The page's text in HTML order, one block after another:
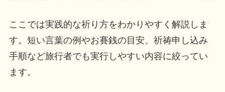
ここでは実践的な祈り方をわかりやすく解説しま
す。短い言葉の例やお賽銭の目安、祈祷申し込み
手順など旅行者でも実行しやすい内容に絞ってい
ます。